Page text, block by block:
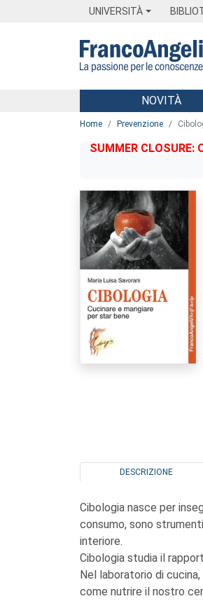
UNIVERSITÀ
Menu
NOVITÀ
Home Prevenzione
SUMMER CLOSURE:
DESCRIZIONE
Cibologia nasce per
consumo, sono
interiore.
Cibologia studia il
Nel laboratorio di
come nutrire il nostro